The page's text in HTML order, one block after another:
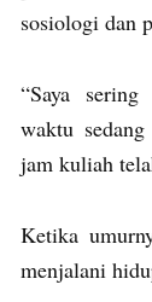
sosiologi dan
“Saya
waktu
jam kuliah
Ketika
menjalani